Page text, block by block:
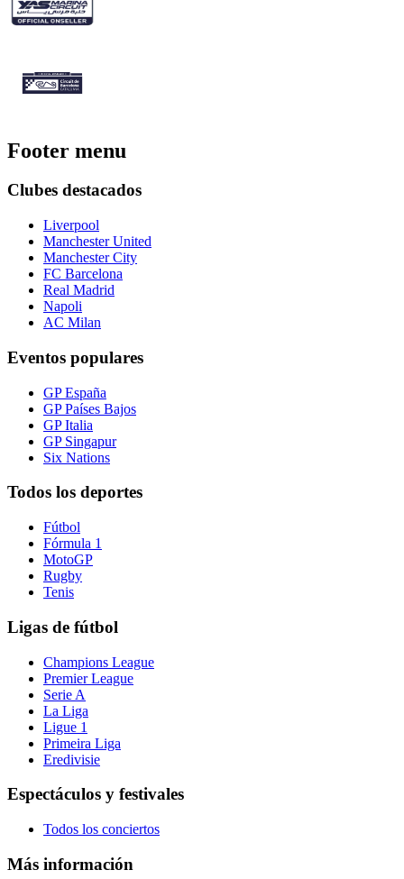
Footer menu
Clubes destacados
Liverpool
Manchester United
Manchester City
FC Barcelona
Real Madrid
Napoli
AC Milan
Eventos populares
GP España
GP Países Bajos
GP Italia
GP Singapur
Six Nations
Todos los deportes
Fútbol
Fórmula 1
MotoGP
Rugby
Tenis
Ligas de fútbol
Champions League
Premier League
Serie A
La Liga
Ligue 1
Primeira Liga
Eredivisie
Espectáculos y festivales
Todos los conciertos
Más información